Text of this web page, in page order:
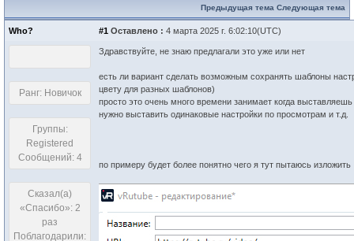
Предыдущая тема Следующая тема
Who? #1 Оставлено : 4 марта 2025 г. 6:02:10(UTC)
Ранг: Новичок
Группы:
Registered
Сообщений: 4
Сказал(а)
«Спасибо»: 2
раз
Поблагодарили:
Здравствуйте, не знаю предлагали это уже или нет
есть ли вариант сделать возможным сохранять шаблоны
цвету для разных шаблонов)
просто это очень много времени занимает когда
нужно выставить одинаковые настройки по просмотрам и т.д.
по примеру будет более понятно чего я тут пытаюсь изложить